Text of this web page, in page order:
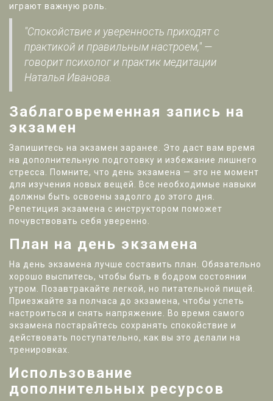
играют важную роль.
"Спокойствие и уверенность приходят с
практикой и правильным настроем," —
говорит психолог и практик медитации
Наталья Иванова.
Заблаговременная запись на
экзамен
Запишитесь на экзамен заранее. Это даст вам время
на дополнительную подготовку и избежание лишнего
стресса. Помните, что день экзамена — это не момент
для изучения новых вещей. Все необходимые навыки
должны быть освоены задолго до этого дня.
Репетиция экзамена с инструктором поможет
почувствовать себя уверенно.
План на день экзамена
На день экзамена лучше составить план. Обязательно
хорошо выспитесь, чтобы быть в бодром состоянии
утром. Позавтракайте легкой, но питательной пищей.
Приезжайте за полчаса до экзамена, чтобы успеть
настроиться и снять напряжение. Во время самого
экзамена постарайтесь сохранять спокойствие и
действовать поступательно, как вы это делали на
тренировках.
Использование
дополнительных ресурсов